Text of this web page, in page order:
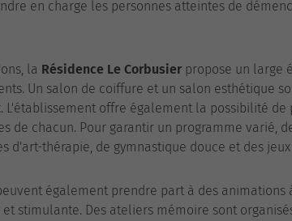
en charge les personnes atteintes de
la Résidence Le Corbusier propose un large
Un salon de coiffure et un salon esthétique
L'établissement offre également la possibilité de
de chacun. Pour garantir un programme varié,
d'art-thérapie, de gymnastique douce et des
également prendre part à des animations
stimulante. Des ateliers mémoire sont